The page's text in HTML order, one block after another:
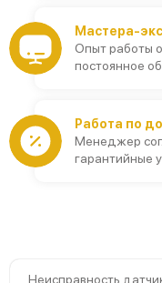
Мастера-
Опыт работы
постоянное
Работа по
Менеджер
гарантийные
Неисправность